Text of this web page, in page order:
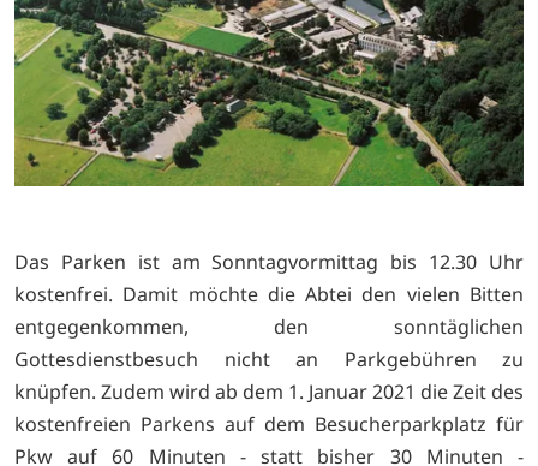
Das Parken ist am Sonntagvormittag bis 12.30 Uhr
kostenfrei. Damit möchte die Abtei den vielen Bitten
entgegenkommen, den sonntäglichen
Gottesdienstbesuch nicht an Parkgebühren zu
knüpfen. Zudem wird ab dem 1. Januar 2021 die Zeit des
kostenfreien Parkens auf dem Besucherparkplatz für
Pkw auf 60 Minuten - statt bisher 30 Minuten -